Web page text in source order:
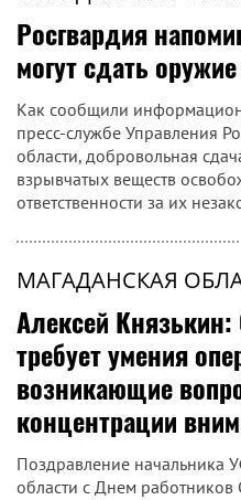
В Магаданской
подвели итоги
«Путина»
За период проведения ОПМ
фактов противоправных
оборота водных
МАГАДАНСКАЯ
Росгвардия
могут сдать оружие
Как сообщили
пресс-службе Управления
области, добровольная
взрывчатых веществ